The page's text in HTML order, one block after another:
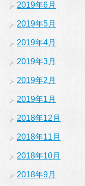
2019年6月
2019年5月
2019年4月
2019年3月
2019年2月
2019年1月
2018年12月
2018年11月
2018年10月
2018年9月